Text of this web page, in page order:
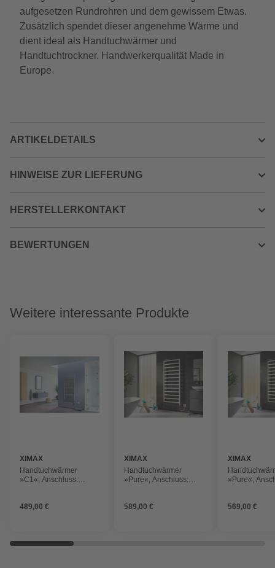
aufgesetzen Rundrohren und dem gewissem Etwas.
Zusätzlich spendet dieser angenehme Wärme und
dient ideal als Handtuchwärmer und
Handtuchtrockner. Handwerkerqualität Made in
Europe.
ARTIKELDETAILS
HINWEISE ZUR LIEFERUNG
HERSTELLERKONTAKT
BEWERTUNGEN
Weitere interessante Produkte
XIMAX
Handtuchwärmer
»C1«, Anschluss:
489,00 €
XIMAX
Handtuchwärmer
»Pure«, Anschluss:
589,00 €
XIMAX
»Pure«,
569,00 €